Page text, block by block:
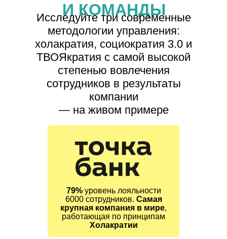
И КОМАНДЫ
Исследуйте три современные
методологии управления:
холакратия, социократия 3.0 и
ТВОЯкратия с самой высокой
степенью вовлечения
сотрудников в результаты
компании
— на живом примере
79% уровень лояльности
6000 сотрудников. Самая
крупная компания в мире,
работающая по принципам
Холакратии